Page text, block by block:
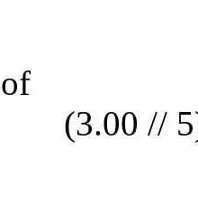
(3.00 //